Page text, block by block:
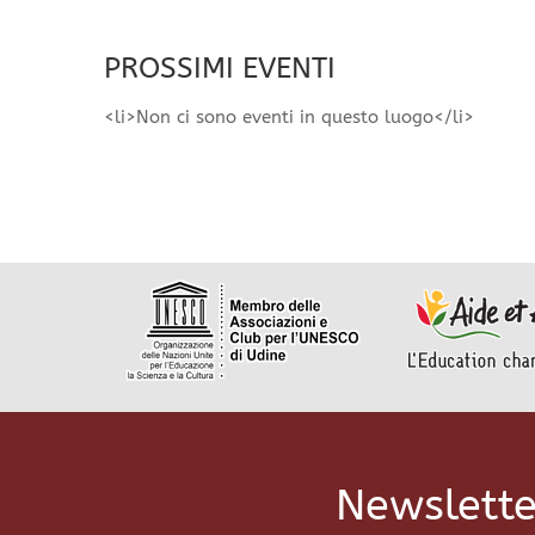
PROSSIMI EVENTI
<li>Non ci sono eventi in questo luogo</li>